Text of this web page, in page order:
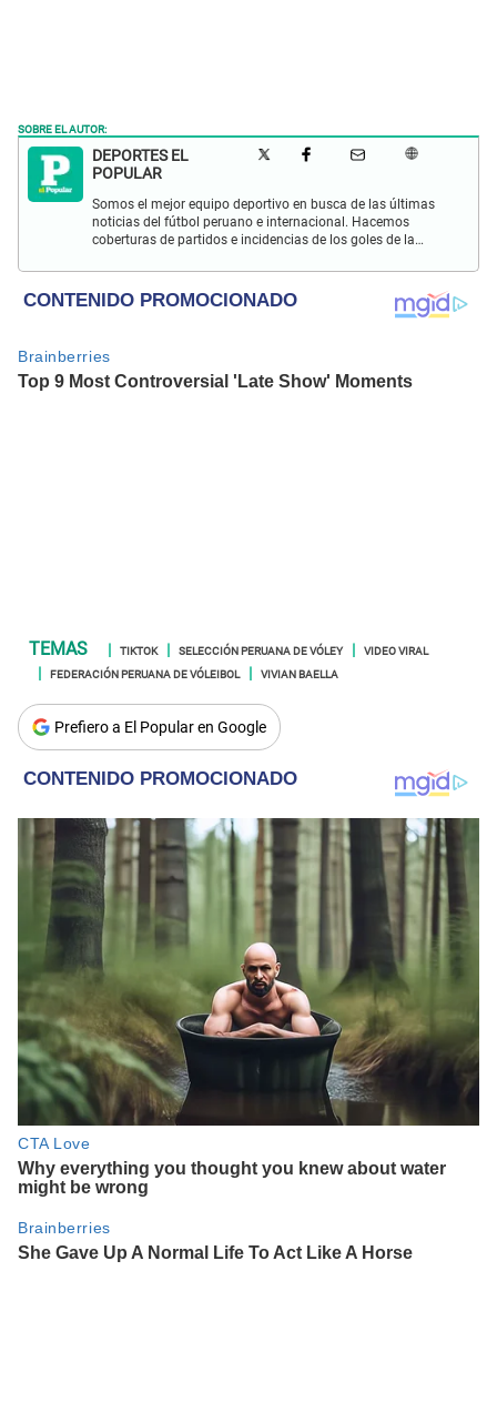
SOBRE EL AUTOR:
DEPORTES EL
POPULAR
Somos el mejor equipo deportivo en busca de las últimas
noticias del fútbol peruano e internacional. Hacemos
coberturas de partidos e incidencias de los goles de la
eventos deportivos.
TIKTOK SELECCIÓN PERUANA DE VÓLEY
VIDEO VIRAL
FEDERACIÓN PERUANA DE VÓLEIBOL
VIVIAN BAELLA
Prefiero a El Popular en Google